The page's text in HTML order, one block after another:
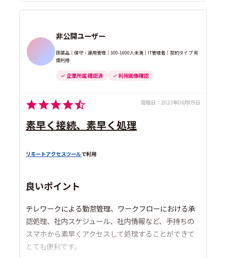
非公開ユーザー
医薬品｜保守・運用管理｜300-1000人未満｜IT管理者｜契約タイプ 有
償利用
企業所属 確認済 利用画像確認
投稿日： 2023年06月09日
素早く接続、素早く処理
リモートアクセスツールで利用
良いポイント
テレワークによる勤怠管理、ワークフローにおける承
認処理、社内スケジュール、社内情報など、手持ちの
スマホから素早くアクセスして処理することができて
とても便利です。